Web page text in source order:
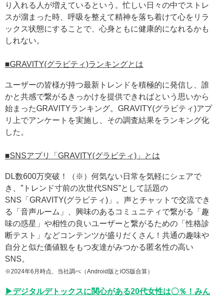
り入れる人が増えているという。忙しい日々の中でストレ
スが溜まった時、呼吸を整えて精神を落ち着けて心をリラ
ックス状態にすることで、心身ともに健康的になれるかも
しれない。
■GRAVITY(グラビティ)ランキングとは
ユーザーの皆様が持つ最新トレンドを積極的に発信し、誰
かと共感で繋がるきっかけを提供できればという思いから
始まったGRAVITYランキング。GRAVITY(グラビティ)アプ
リ上でアンケートを実施し、その調査結果をランキング化
した。
■SNSアプリ「GRAVITY(グラビティ)」とは
DL数600万突破！（※）何気ない日常を気軽にシェアで
き、”トレンド寸前の次世代SNS”として話題の
SNS「GRAVITY(グラビティ)」。声とチャットで交流でき
る「音声ルーム」、興味のあるコミュニティで繋がる「趣
味の惑星」や相性の良いユーザーと繋がるための「性格診
断テスト」などコンテンツが盛りだくさん！共通の趣味や
自分と似た価値観をもつ友達がみつかる匿名性の高い
SNS。
※2024年6月時点、当社調べ（Android版とiOS版合算）
▶デジタルデトックスに関心がある20代女性は〇％！みん